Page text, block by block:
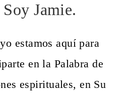
Jamie.
estamos aquí para
en la Palabra de
espirituales, en Su